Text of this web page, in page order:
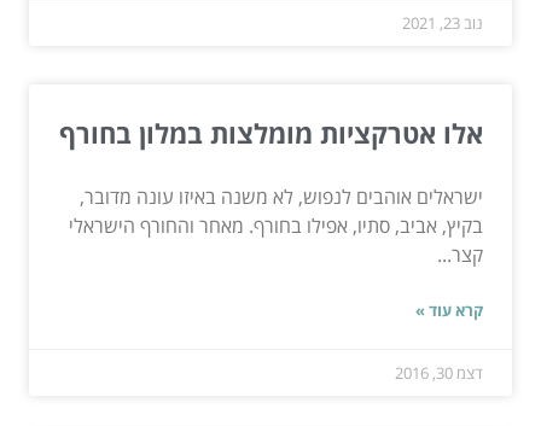
נוב 23, 2021
אלו אטרקציות מומלצות במלון בחורף
ישראלים אוהבים לנפוש, לא משנה באיזו עונה מדובר,
בקיץ, אביב, סתיו, אפילו בחורף. מאחר והחורף הישראלי
קצר...
קרא עוד »
דצמ 30, 2016